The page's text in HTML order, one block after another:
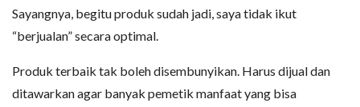
Sayangnya, begitu produk sudah jadi, saya tidak ikut
“berjualan” secara optimal.
Produk terbaik tak boleh disembunyikan. Harus dijual dan
ditawarkan agar banyak pemetik manfaat yang bisa